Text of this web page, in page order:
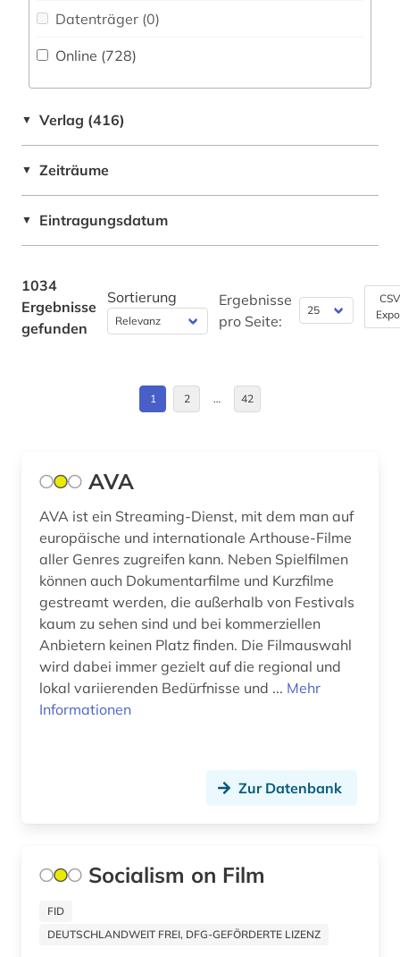
aquarell (2)
arabisch (2)
arabische staaten (1)
arbeit (1)
architektur (38)
architekturmuseum (1)
archivalien (4)
archive (1)
archivwesen (2)
archäologie (18)
archäologische funde (1)
arktis (2)
armenien (2)
artenvielfalt (1)
Berlin (3)
China (4)
Deutschland (118)
Griechenland (1)
Griechenland (Altertum) (7)
Großbritannien (22)
Hamburg (3)
Hessen (4)
Japan (2)
Kanada (2)
Datenträger (0)
Online (728)
▼ Verlag (416)
▼ Zeiträume
▼ Eintragungsdatum
1034
Ergebnisse
gefunden
Sortierung
Ergebnisse
pro Seite:
1 2 … 42
AVA
AVA ist ein Streaming-Dienst, mit dem man auf
europäische und internationale Arthouse-Filme
aller Genres zugreifen kann. Neben Spielfilmen
können auch Dokumentarfilme und Kurzfilme
gestreamt werden, die außerhalb von Festivals
kaum zu sehen sind und bei kommerziellen
Anbietern keinen Platz finden. Die Filmauswahl
wird dabei immer gezielt auf die regional und
lokal variierenden Bedürfnisse und ... Mehr
Informationen
Zur Datenbank
Socialism on Film
FID
DEUTSCHLANDWEIT FREI, DFG-GEFÖRDERTE LIZENZ